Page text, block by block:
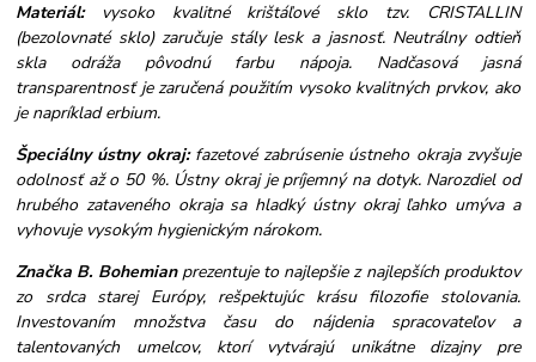
Materiál:
vysoko kvalitné krištáľové sklo tzv. CRISTALLIN
(bezolovnaté sklo) zaručuje stály lesk a jasnosť. Neutrálny odtieň
skla odráža pôvodnú farbu nápoja. Nadčasová jasná
transparentnosť je zaručená použitím vysoko kvalitných prvkov, ako
je napríklad erbium.
Špeciálny ústny okraj: fazetové zabrúsenie ústneho okraja zvyšuje
odolnosť až o 50 %. Ústny okraj je príjemný na dotyk. Narozdiel od
hrubého zataveného okraja sa hladký ústny okraj ľahko umýva a
vyhovuje vysokým hygienickým nárokom.
Značka B. Bohemianprezentuje to najlepšie z najlepších produktov
zo srdca starej Európy, rešpektujúc krásu filozofie stolovania.
Investovaním množstva času do nájdenia spracovateľov a
talentovaných umelcov, ktorí vytvárajú unikátne dizajny pre